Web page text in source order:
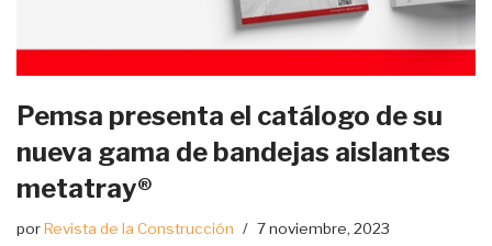
Pemsa presenta el catálogo de su
nueva gama de bandejas aislantes
metatray®
porRevista de la Construcción 7 noviembre, 2023